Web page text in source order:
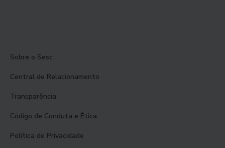
Sobre o Sesc
Central de Relacionamento
Transparência
Código de Conduta e Ética
Política de Privacidade